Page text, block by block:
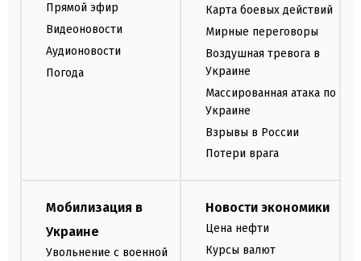
Прямой эфир
Видеоновости
Аудионовости
Погода
Карта боевых действий
Мирные переговоры
Воздушная тревога в
Украине
Массированная атака по
Украине
Взрывы в России
Потери врага
Мобилизация в
Украине
Увольнение с военной
Новости экономики
Цена нефти
Курсы валют